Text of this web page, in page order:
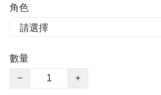
角色
數量
−
+